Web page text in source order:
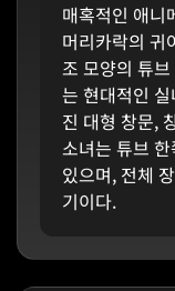
매혹적인 애니
머리카락의 귀
조 모양의 튜
는 현대적인
진 대형 창문,
소녀는 튜브
있으며, 전체
기이다.